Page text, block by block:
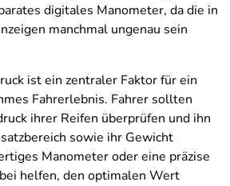
digitales Manometer, da die in
manchmal ungenau sein
ist ein zentraler Faktor für ein
Fahrerlebnis. Fahrer sollten
ihrer Reifen überprüfen und ihn
sowie ihr Gewicht
Manometer oder eine präzise
helfen, den optimalen Wert